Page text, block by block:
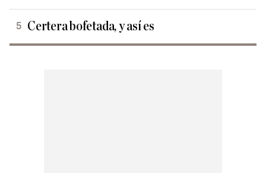
Certera bofetada, y así es